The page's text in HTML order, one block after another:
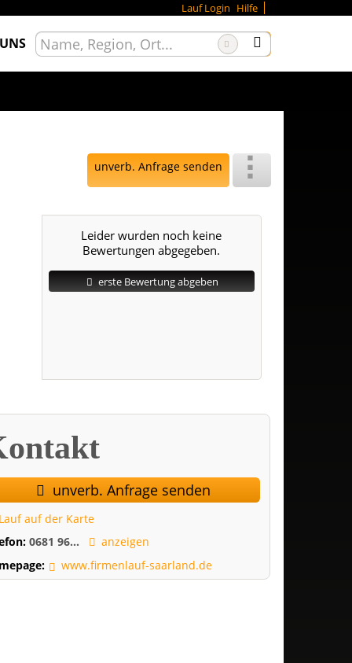
Lauf Login Hilfe
unverb. Anfrage senden
Leider wurden noch keine
Bewertungen abgegeben.
erste Bewertung abgeben
unverb. Anfrage senden
Lauf auf der Karte
0681 96...
anzeigen
www.firmenlauf-saarland.de